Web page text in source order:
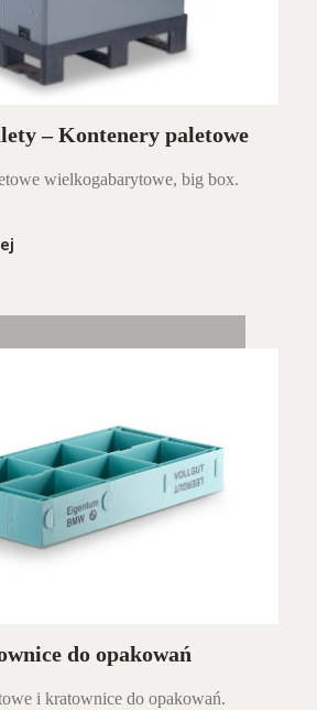
– Kontenery paletowe
wielkogabarytowe, big box.
do opakowań
i kratownice do opakowań.